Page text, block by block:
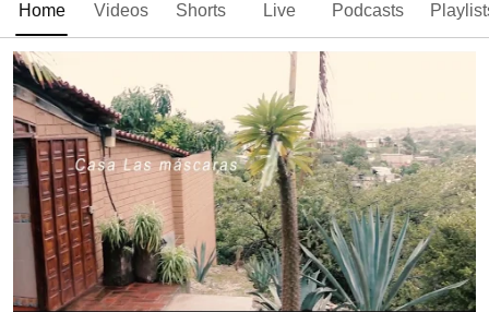
Home Videos Shorts Live Podcasts